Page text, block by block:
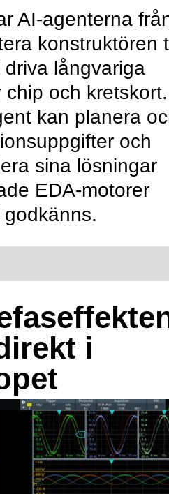
AI-agenterna
konstruktören
långvariga
och kretskort.
kan planera
och
sina lösningar
EDA-motorer
i